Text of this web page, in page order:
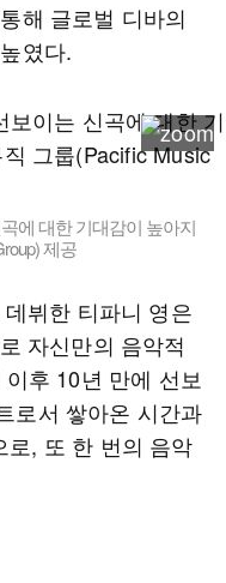
해 글로벌 디바의
였다.
에 대한 기대감이 높아지
제공
뷔한 티파니 영은
자신만의 음악적
후 10년 만에 선보
로서 쌓아온 시간과
로, 또 한 번의 음악